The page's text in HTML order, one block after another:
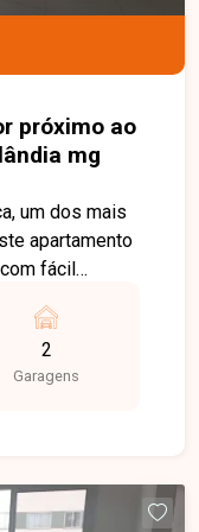
próximo ao
mg
um dos mais
apartamento
fácil
e
opção para
por
e
2
Garagens